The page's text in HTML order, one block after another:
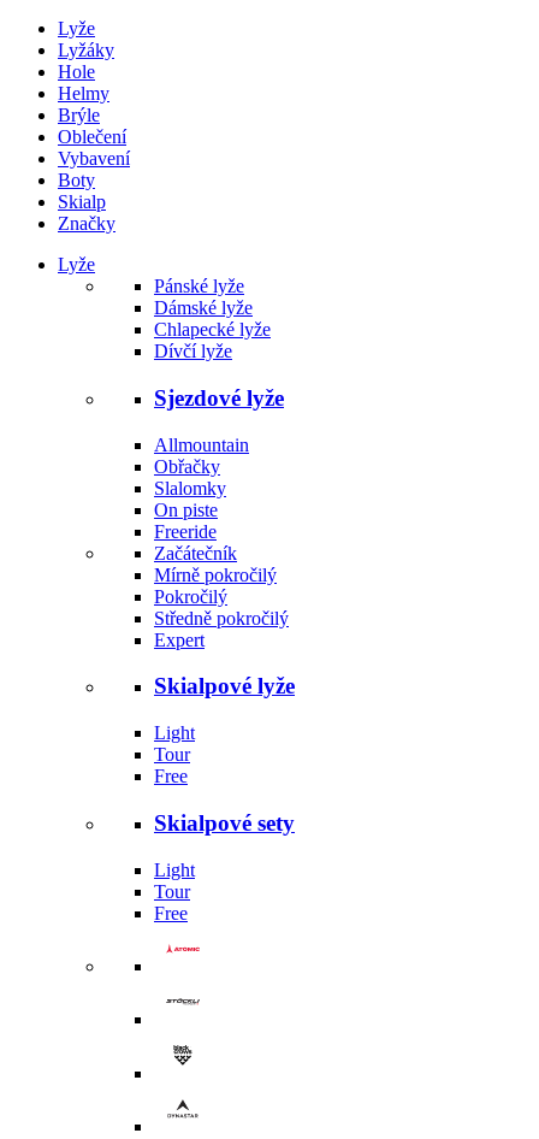
Lyže
Lyžáky
Hole
Helmy
Brýle
Oblečení
Vybavení
Boty
Skialp
Značky
Lyže
Pánské lyže
Dámské lyže
Chlapecké lyže
Dívčí lyže
Sjezdové lyže
Allmountain
Obřačky
Slalomky
On piste
Freeride
Začátečník
Mírně pokročilý
Pokročilý
Středně pokročilý
Expert
Skialpové lyže
Light
Tour
Free
Skialpové sety
Light
Tour
Free